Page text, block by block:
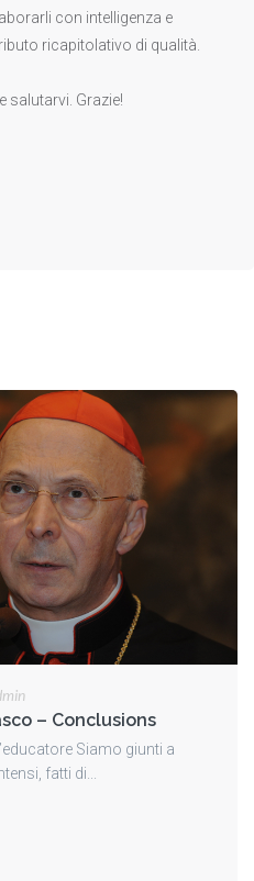
con intelligenza e
ricapitolativo di qualità.
salutarvi. Grazie!
– Conclusions
Siamo giunti a
fatti di...